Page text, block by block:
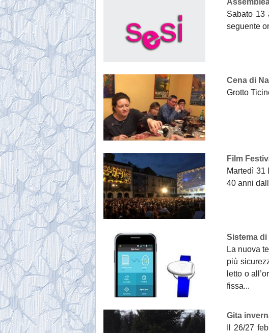
Sabato
seguente
Cena di
Grotto
Film
Martedì 31
40 anni
Sistema
La nuova
più
letto o
fissa...
Gita
Il 26/27